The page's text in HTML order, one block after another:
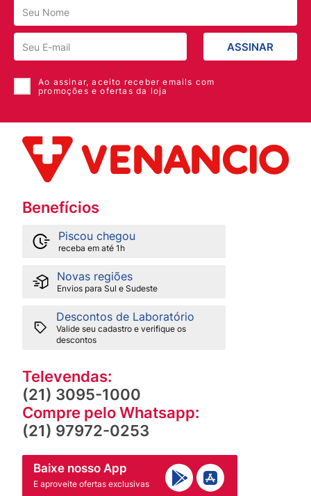
ASSINAR
Ao assinar, aceito receber emails com
promoções e ofertas da loja
Benefícios
Piscou chegou
receba em até 1h
Novas regiões
Envios para Sul e Sudeste
Descontos de Laboratório
Valide seu cadastro e verifique os
descontos
Televendas:
(21) 3095-1000
Compre pelo Whatsapp:
(21) 97972-0253
Baixe nosso App
E aproveite ofertas exclusivas